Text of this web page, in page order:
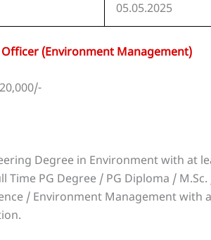
05.05.2025
(Environment Management)
Degree in Environment with at
Time PG Degree / PG Diploma /
/ Environment Management with